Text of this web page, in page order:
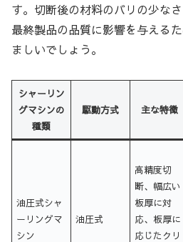
す。切断後の材料のバリの少な
最終製品の品質に影響を与える
ましいでしょう。
シャーリン
グマシンの
種類
駆動方式 主な特徴
油圧式シャ
ーリングマ
シン
油圧式
高精度切
断、幅広い
板厚に対
応、板厚に
応じたクリ